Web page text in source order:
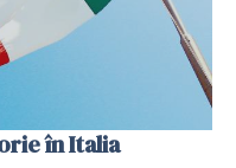
în Italia